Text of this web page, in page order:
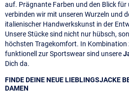
auf. Prägnante Farben und den Blick für
verbinden wir mit unseren Wurzeln und
italienischer Handwerkskunst in der
Unsere Stücke sind nicht nur hübsch,
höchsten Tragekomfort. In Kombination
funktionell zur Sportswear sind unsere
Dich da.
FINDE DEINE NEUE LIEBLINGSJACKE
DAMEN